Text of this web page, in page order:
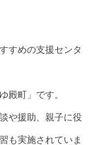
すめの支援センタ
殿町」です。
や援助、親子に役
も実施されていま